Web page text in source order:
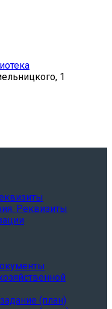
1
Реквизиты
(план)